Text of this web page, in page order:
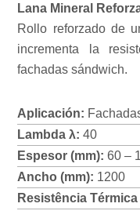
Lana Mineral
Rollo reforzado de
incrementa la
fachadas sándwich.
Aplicación:
Lambda λ: 40
Espesor (mm): 60 –
Ancho (mm): 1200
Resistência Térmica